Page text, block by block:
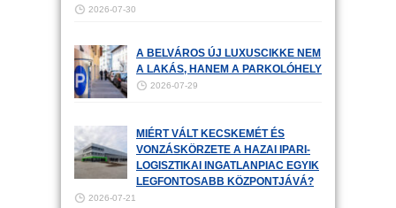
2026-07-30
A BELVÁROS ÚJ LUXUSCIKKE NEM
A LAKÁS, HANEM A PARKOLÓHELY
2026-07-29
MIÉRT VÁLT KECSKEMÉT ÉS
VONZÁSKÖRZETE A HAZAI IPARI-
LOGISZTIKAI INGATLANPIAC EGYIK
LEGFONTOSABB KÖZPONTJÁVÁ?
2026-07-21